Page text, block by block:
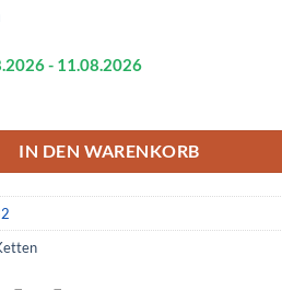
2026- 11.08.2026
Rot Transparent –
IN DEN WARENKORB